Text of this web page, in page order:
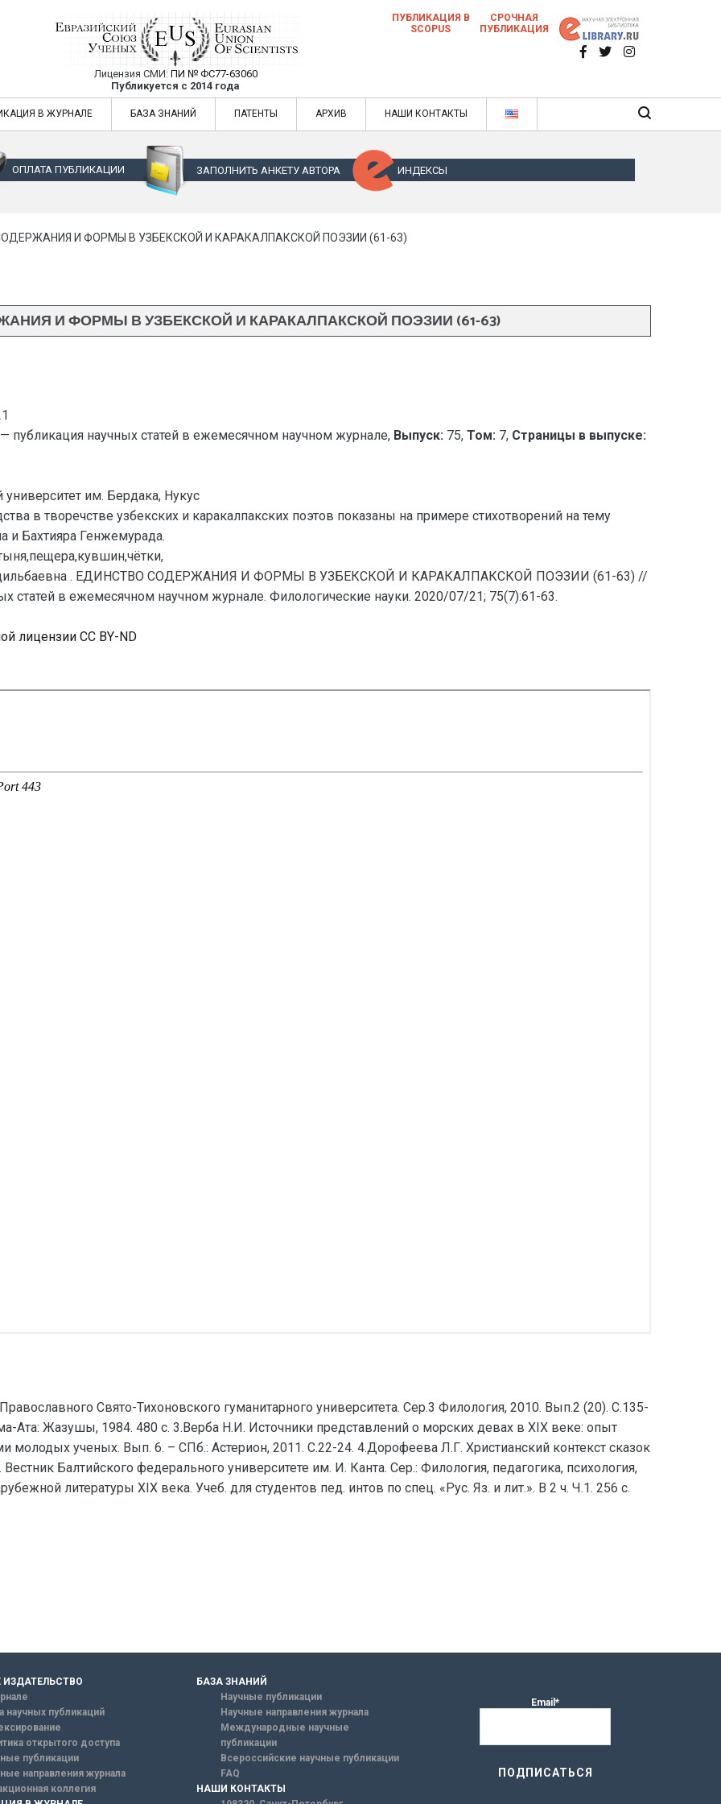
Евразийский Союз Ученых — публикация научных статей в ежемесячном научном
журнале
Лицензия СМИ: ПИ № ФС77-63060
Публикуется с 2014 года
Союз Ученых — публикация научных статей в ежемесячном научном журнале
ПУБЛИКАЦИЯ В
SCOPUS
СРОЧНАЯ
ПУБЛИКАЦИЯ
В ЖУРНАЛЕ БАЗА ЗНАНИЙ ПАТЕНТЫ АРХИВ НАШИ КОНТАКТЫ
ОПЛАТА ПУБЛИКАЦИИ ЗАПОЛНИТЬ АНКЕТУ АВТОРА ИНДЕКСЫ
И ФОРМЫ В УЗБЕКСКОЙ И КАРАКАЛПАКСКОЙ ПОЭЗИИ (61-63)
И ФОРМЫ В УЗБЕКСКОЙ И КАРАКАЛПАКСКОЙ ПОЭЗИИ (61-63)
публикация научных статей в ежемесячном научном журнале, Выпуск: 75, Том: 7, Страницы в выпуске:
им. Бердака, Нукус
в творечстве узбекских и каракалпакских поэтов показаны на примере стихотворений на тему
и Бахтияра Генжемурада.
. ЕДИНСТВО СОДЕРЖАНИЯ И ФОРМЫ В УЗБЕКСКОЙ И КАРАКАЛПАКСКОЙ ПОЭЗИИ (61-63) //
статей в ежемесячном научном журнале. Филологические науки. 2020/07/21; 75(7):61-63.
лицензии CC BY-ND
Свято-Тихоновского гуманитарного университета. Сер.3 Филология, 2010. Вып.2 (20). С.135-
Ата: Жазушы, 1984. 480 с. 3.Верба Н.И. Источники представлений о морских девах в XIX веке: опыт
молодых ученых. Вып. 6. – СПб.: Астерион, 2011. С.22-24. 4.Дорофеева Л.Г. Христианский контекст сказок
Балтийского федерального университете им. И. Канта. Сер.: Филология, педагогика, психология,
литературы XIX века. Учеб. для студентов пед. интов по спец. «Рус. Яз. и лит.». В 2 ч. Ч.1. 256 с.
ИЗДАТЕЛЬСТВО
научных публикаций
открытого доступа
публикации
направления журнала
коллегия
БАЗА ЗНАНИЙ
Научные публикации
Научные направления журнала
Международные научные
публикации
Всероссийские научные публикации
FAQ
НАШИ КОНТАКТЫ
Email*